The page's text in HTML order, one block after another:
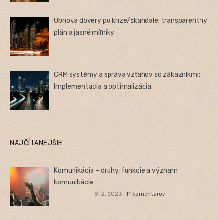
Obnova dôvery po kríze/škandále: transparentný
plán a jasné míľniky
CRM systémy a správa vzťahov so zákazníkmi:
Implementácia a optimalizácia
NAJČÍTANEJŠIE
Komunikácia – druhy, funkcie a význam
komunikácie
8. 2. 2023 11 komentárov